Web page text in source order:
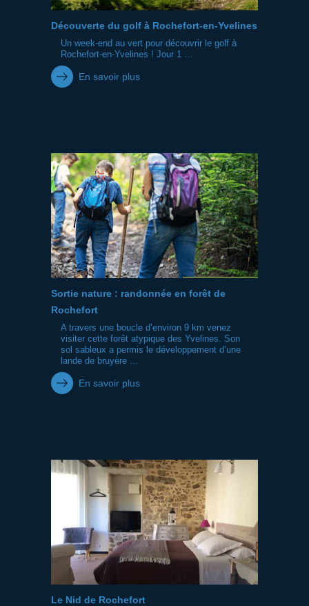
Découverte du golf à Rochefort-en-Yvelines
Un week-end au vert pour découvrir le golf à
Rochefort-en-Yvelines ! Jour 1 ...
En savoir plus
Sortie nature : randonnée en forêt de
Rochefort
A travers une boucle d’environ 9 km venez
visiter cette forêt atypique des Yvelines. Son
sol sableux a permis le développement d’une
lande de bruyère ...
En savoir plus
Le Nid de Rochefort